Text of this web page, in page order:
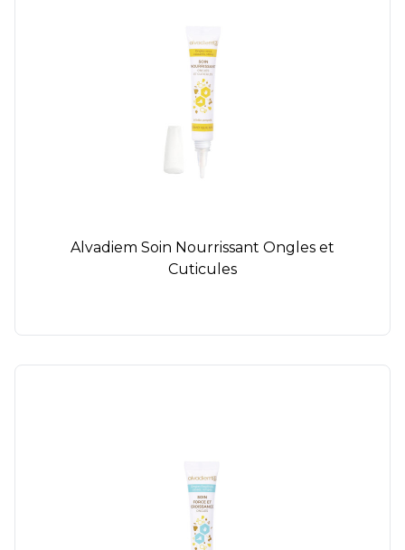
Alvadiem Soin Nourrissant Ongles et
Cuticules